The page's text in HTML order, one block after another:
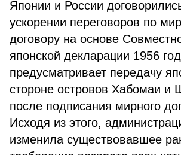
Японии и России
ускорении переговоров по
договору на основе
японской декларации 1956
предусматривает передачу
стороне островов Хабомаи и
после подписания мирного
Исходя из этого,
изменила существовавшее